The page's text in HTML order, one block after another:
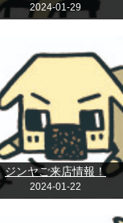
2024-01-29
ジンヤご来店情報！
2024-01-22